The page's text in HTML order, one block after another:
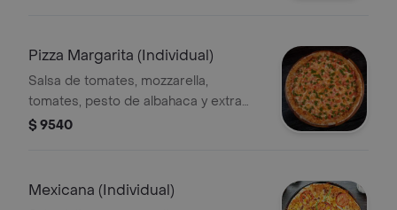
Pizza Margarita (Individual)
Salsa de tomates, mozzarella,
tomates, pesto de albahaca y extra
queso.
$ 9540
Mexicana (Individual)